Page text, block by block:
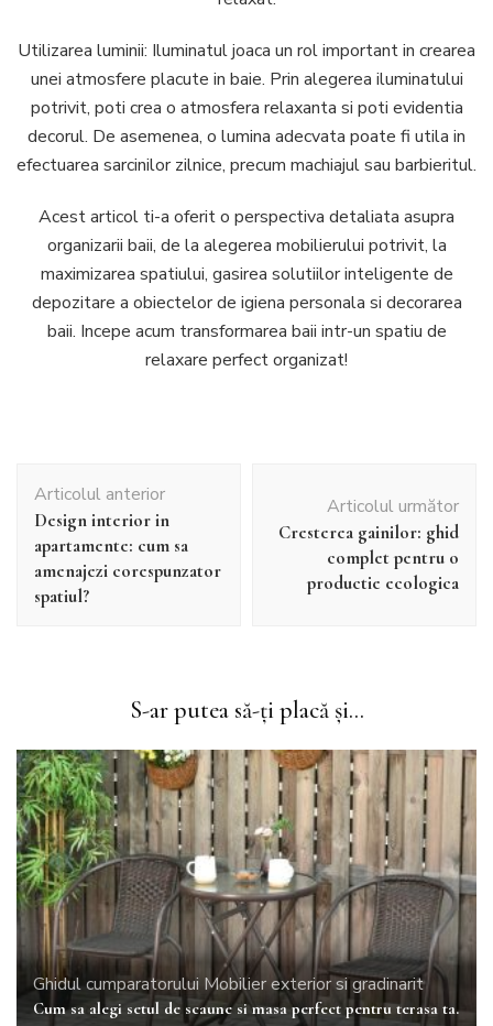
Utilizarea luminii: Iluminatul joaca un rol important in crearea
unei atmosfere placute in baie. Prin alegerea iluminatului
potrivit, poti crea o atmosfera relaxanta si poti evidentia
decorul. De asemenea, o lumina adecvata poate fi utila in
efectuarea sarcinilor zilnice, precum machiajul sau barbieritul.
Acest articol ti-a oferit o perspectiva detaliata asupra
organizarii baii, de la alegerea mobilierului potrivit, la
maximizarea spatiului, gasirea solutiilor inteligente de
depozitare a obiectelor de igiena personala si decorarea
baii. Incepe acum transformarea baii intr-un spatiu de
relaxare perfect organizat!
în
articole
Articolul anterior
Design interior in
apartamente: cum sa
amenajezi corespunzator
spatiul?
Articolul următor
Cresterea gainilor: ghid
complet pentru o
productie ecologica
S-ar putea să-ți placă și...
Ghidul cumparatorului Mobilier exterior si gradinarit
Cum sa alegi setul de scaune si masa perfect pentru terasa ta.